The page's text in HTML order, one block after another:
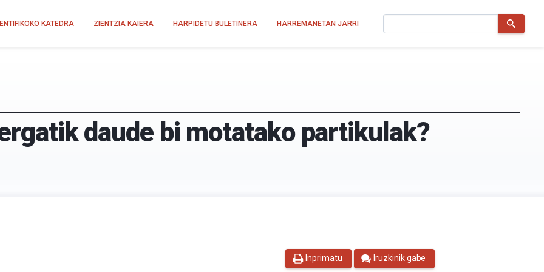
KATEDRA ZIENTZIA KAIERA HARPIDETU BULETINERA HARREMANETAN JARRI
daude bi motatako partikulak?
Inprimatu Iruzkinik gabe